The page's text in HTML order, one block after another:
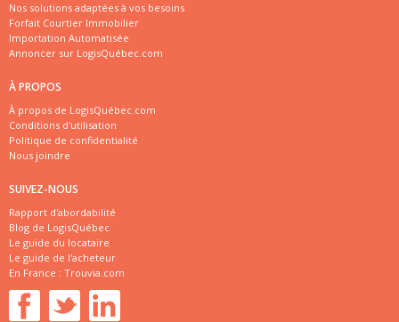
Nos solutions adaptées à vos besoins
Forfait Courtier Immobilier
Importation Automatisée
Annoncer sur LogisQuébec.com
À PROPOS
À propos de LogisQuébec.com
Conditions d'utilisation
Politique de confidentialité
Nous joindre
SUIVEZ-NOUS
Rapport d'abordabilité
Blog de LogisQuébec
Le guide du locataire
Le guide de l'acheteur
En France : Trouvia.com